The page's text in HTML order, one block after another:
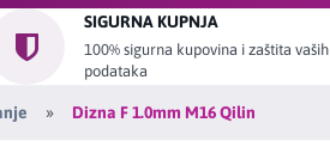
SIGURNA KUPNJA
100% sigurna kupovina i zaštita vaših
podataka
Dizna F 1.0mm M16 Qilin